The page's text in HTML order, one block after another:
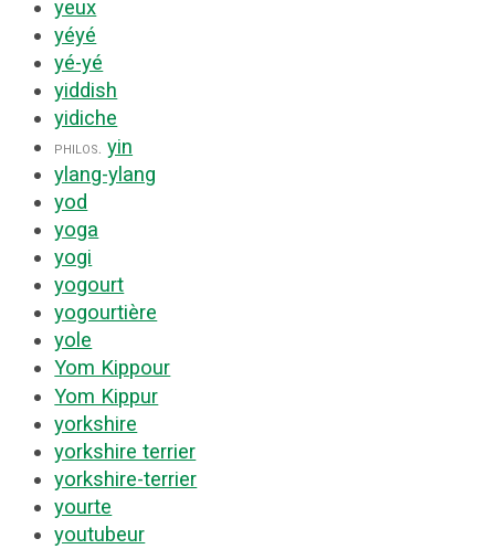
yeux
yéyé
yé-yé
yiddish
yidiche
philos. yin
ylang-ylang
yod
yoga
yogi
yogourt
yogourtière
yole
Yom Kippour
Yom Kippur
yorkshire
yorkshire terrier
yorkshire-terrier
yourte
youtubeur